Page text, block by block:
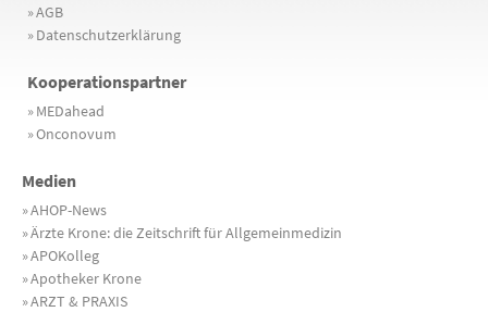
»AGB
»Datenschutzerklärung
Kooperationspartner
»MEDahead
»Onconovum
Medien
»AHOP-News
»Ärzte Krone: die Zeitschrift für Allgemeinmedizin
»APOKolleg
»Apotheker Krone
»ARZT & PRAXIS